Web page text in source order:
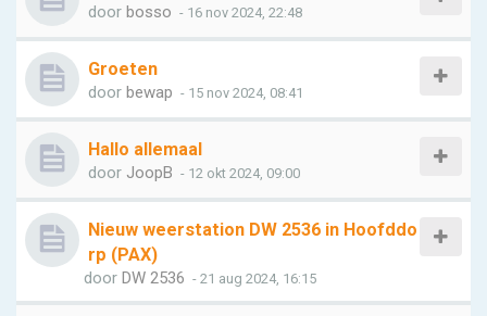
door bosso - 16 nov 2024, 22:48
Groeten
door bewap - 15 nov 2024, 08:41
Hallo allemaal
door JoopB - 12 okt 2024, 09:00
Nieuw weerstation DW 2536 in Hoofddo
rp (PAX)
door DW 2536 - 21 aug 2024, 16:15